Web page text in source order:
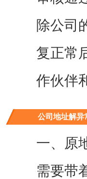
除公司
复正常
作伙伴
公司地址解异
一、原
需要带